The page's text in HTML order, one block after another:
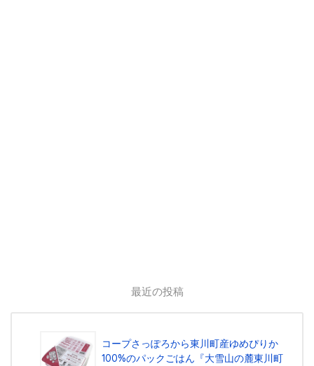
最近の投稿
コープさっぽろから東川町産ゆめぴりか
100%のパックごはん『⼤雪⼭の麓東川町